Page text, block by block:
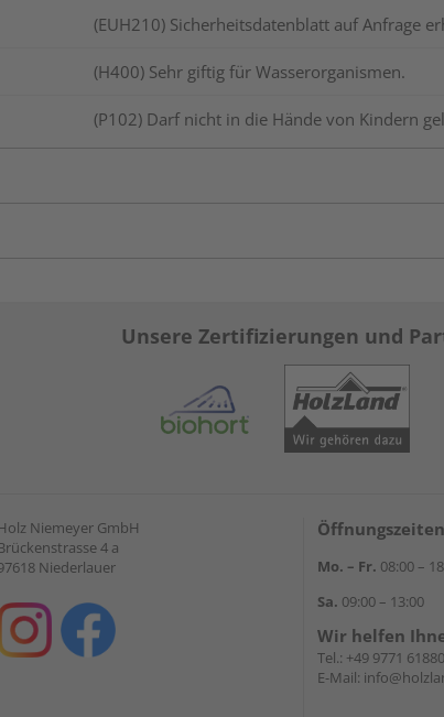
(EUH210) Sicherheitsdatenblatt auf Anfrage
(H400) Sehr giftig für Wasserorganismen.
(P102) Darf nicht in die Hände von Kindern
Unsere Zertifizierungen und
Niemeyer GmbH
4 a
Niederlauer
Mo. – Fr. 08:00 –
Sa. 09:00 – 13:00
Wir helfen
Tel.: +49 9771 61880
E-Mail: